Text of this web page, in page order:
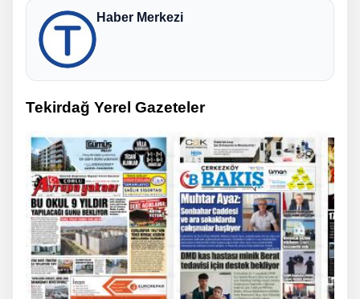
Haber Merkezi
Tekirdağ Yerel Gazeteler